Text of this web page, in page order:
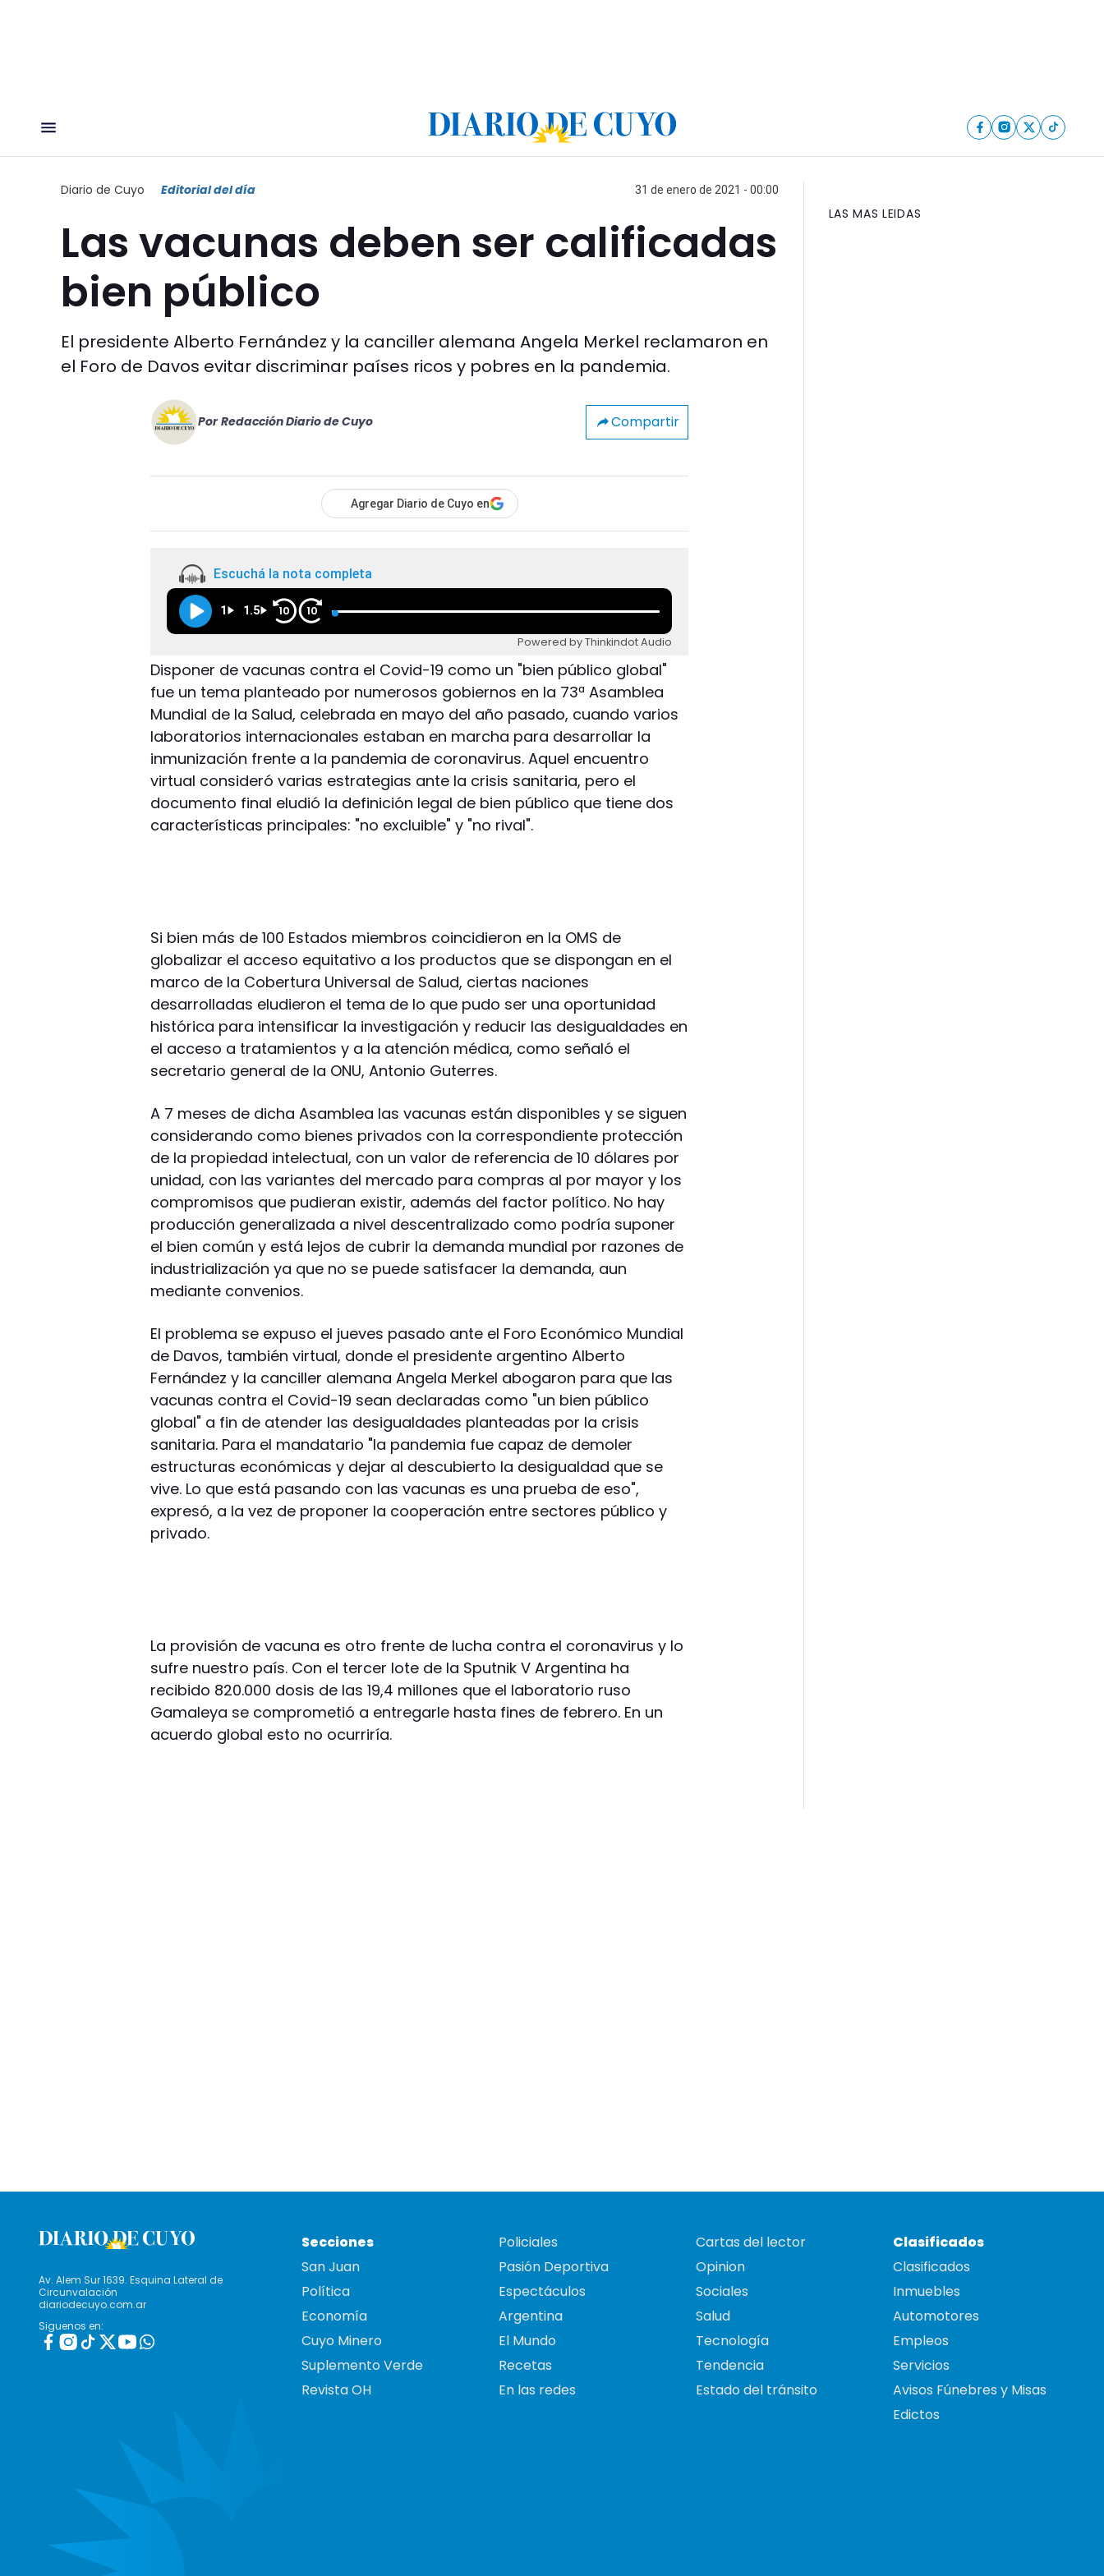
Diario de Cuyo Editorial del día 31 de enero de 2021 - 00:00
Las vacunas deben ser calificadas
bien público
El presidente Alberto Fernández y la canciller alemana Angela Merkel reclamaron en
el Foro de Davos evitar discriminar países ricos y pobres en la pandemia.
Por Redacción Diario de Cuyo Compartir
Agregar Diario de Cuyo en
Escuchá la nota completa
1 1.5 10 10
Powered by Thinkindot Audio
Disponer de vacunas contra el Covid-19 como un "bien público global"
fue un tema planteado por numerosos gobiernos en la 73ª Asamblea
Mundial de la Salud, celebrada en mayo del año pasado, cuando varios
laboratorios internacionales estaban en marcha para desarrollar la
inmunización frente a la pandemia de coronavirus. Aquel encuentro
virtual consideró varias estrategias ante la crisis sanitaria, pero el
documento final eludió la definición legal de bien público que tiene dos
características principales: "no excluible" y "no rival".
Si bien más de 100 Estados miembros coincidieron en la OMS de
globalizar el acceso equitativo a los productos que se dispongan en el
marco de la Cobertura Universal de Salud, ciertas naciones
desarrolladas eludieron el tema de lo que pudo ser una oportunidad
histórica para intensificar la investigación y reducir las desigualdades en
el acceso a tratamientos y a la atención médica, como señaló el
secretario general de la ONU, Antonio Guterres.
A 7 meses de dicha Asamblea las vacunas están disponibles y se siguen
considerando como bienes privados con la correspondiente protección
de la propiedad intelectual, con un valor de referencia de 10 dólares por
unidad, con las variantes del mercado para compras al por mayor y los
compromisos que pudieran existir, además del factor político. No hay
producción generalizada a nivel descentralizado como podría suponer
el bien común y está lejos de cubrir la demanda mundial por razones de
industrialización ya que no se puede satisfacer la demanda, aun
mediante convenios.
El problema se expuso el jueves pasado ante el Foro Económico Mundial
de Davos, también virtual, donde el presidente argentino Alberto
Fernández y la canciller alemana Angela Merkel abogaron para que las
vacunas contra el Covid-19 sean declaradas como "un bien público
global" a fin de atender las desigualdades planteadas por la crisis
sanitaria. Para el mandatario "la pandemia fue capaz de demoler
estructuras económicas y dejar al descubierto la desigualdad que se
vive. Lo que está pasando con las vacunas es una prueba de eso",
expresó, a la vez de proponer la cooperación entre sectores público y
privado.
La provisión de vacuna es otro frente de lucha contra el coronavirus y lo
sufre nuestro país. Con el tercer lote de la Sputnik V Argentina ha
recibido 820.000 dosis de las 19,4 millones que el laboratorio ruso
Gamaleya se comprometió a entregarle hasta fines de febrero. En un
acuerdo global esto no ocurriría.
LAS MAS LEIDAS
Av. Alem Sur 1639. Esquina Lateral de
Circunvalación
diariodecuyo.com.ar
Siguenos en:
Secciones
San Juan
Política
Economía
Cuyo Minero
Suplemento Verde
Revista OH
Policiales
Pasión Deportiva
Espectáculos
Argentina
El Mundo
Recetas
En las redes
Cartas del lector
Opinion
Sociales
Salud
Tecnología
Tendencia
Estado del tránsito
Clasificados
Clasificados
Inmuebles
Automotores
Empleos
Servicios
Avisos Fúnebres y Misas
Edictos